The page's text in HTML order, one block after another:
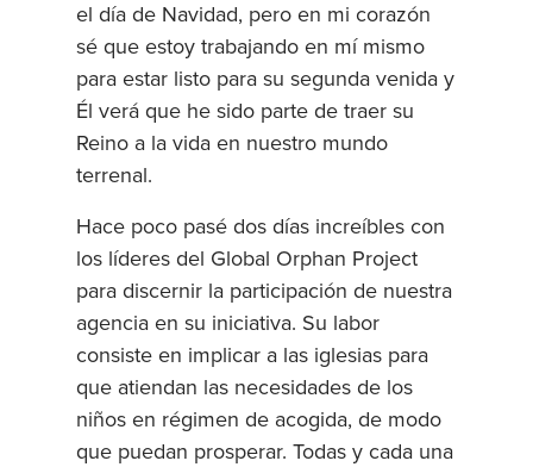
el día de Navidad, pero en mi corazón
sé que estoy trabajando en mí mismo
para estar listo para su segunda venida y
Él verá que he sido parte de traer su
Reino a la vida en nuestro mundo
terrenal.
Hace poco pasé dos días increíbles con
los líderes del Global Orphan Project
para discernir la participación de nuestra
agencia en su iniciativa. Su labor
consiste en implicar a las iglesias para
que atiendan las necesidades de los
niños en régimen de acogida, de modo
que puedan prosperar. Todas y cada una